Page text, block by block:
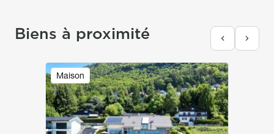
Biens à proximité
Maison
Image